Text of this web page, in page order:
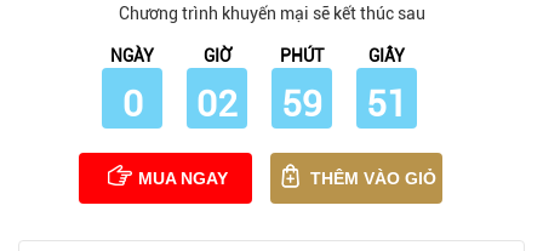
Chương trình khuyến mại sẽ kết thúc sau
NGÀY
0
GIỜ
02
PHÚT
59
GIÂY
51
MUA NGAY THÊM VÀO GIỎ